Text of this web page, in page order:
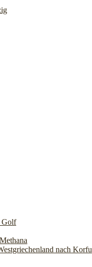
Golf
nach Korfu